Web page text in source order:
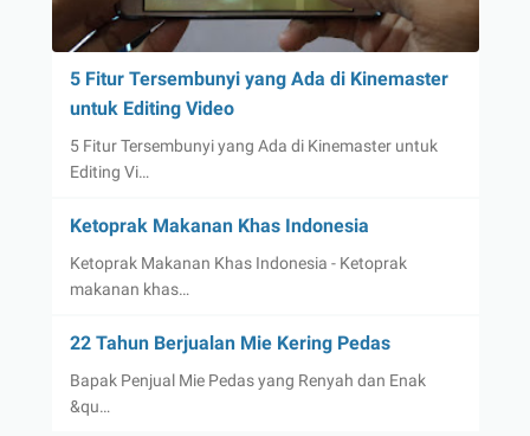
5 Fitur Tersembunyi yang Ada di Kinemaster
untuk Editing Video
5 Fitur Tersembunyi yang Ada di Kinemaster untuk
Editing Vi…
Ketoprak Makanan Khas Indonesia
Ketoprak Makanan Khas Indonesia - Ketoprak
makanan khas…
22 Tahun Berjualan Mie Kering Pedas
Bapak Penjual Mie Pedas yang Renyah dan Enak
&qu…